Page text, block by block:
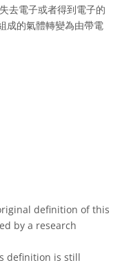
去電子或者得到電子的
成的氣體轉變為由帶電
definition of this
by a research
definition is still